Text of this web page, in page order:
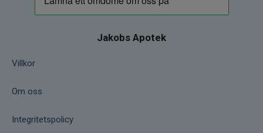
Jakobs Apotek
Villkor
Om oss
Integritetspolicy